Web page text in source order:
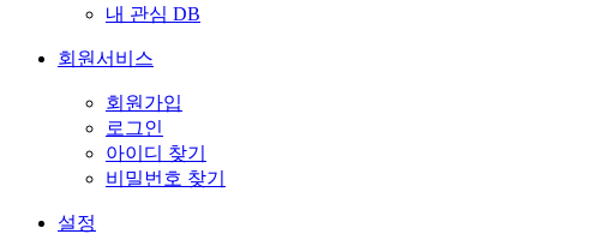
내 관심 DB
회원서비스
회원가입
로그인
아이디 찾기
비밀번호 찾기
설정